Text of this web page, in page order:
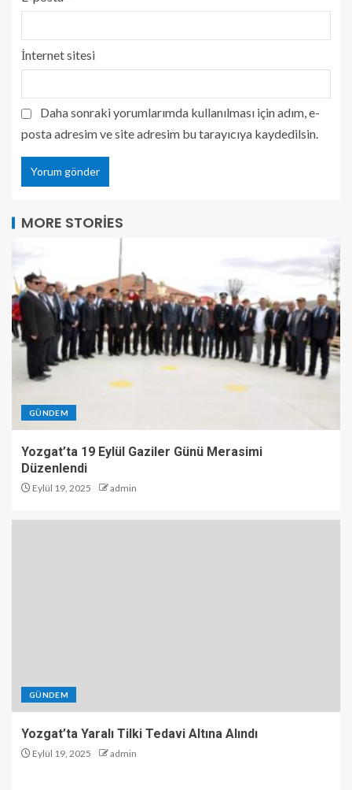
İnternet sitesi
Daha sonraki yorumlarımda kullanılması için adım, e-
posta adresim ve site adresim bu tarayıcıya kaydedilsin.
MORE STORIES
GÜNDEM
Yozgat’ta 19 Eylül Gaziler Günü Merasimi
Düzenlendi
Eylül 19, 2025 admin
GÜNDEM
Yozgat’ta Yaralı Tilki Tedavi Altına Alındı
Eylül 19, 2025 admin